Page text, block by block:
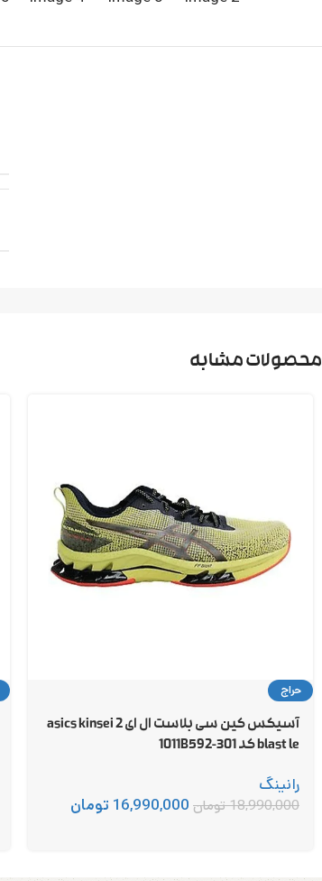
محصولات مشابه
حراج
آسیکس کین سی بلاست ال ای 2 asics kinsei
blast le کد 1011B592-301
رانینگ
18,990,000تومان 16,990,000 تومان